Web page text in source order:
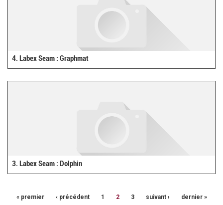
4. Labex Seam : Graphmat
3. Labex Seam : Dolphin
« premier ‹ précédent 1 2 3 suivant › dernier »